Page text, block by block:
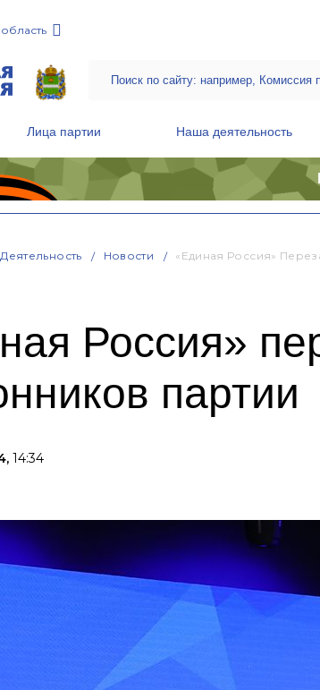
Лица партии Наша деятельность
Новости «Единая Россия»
Россия»
партии
14:34